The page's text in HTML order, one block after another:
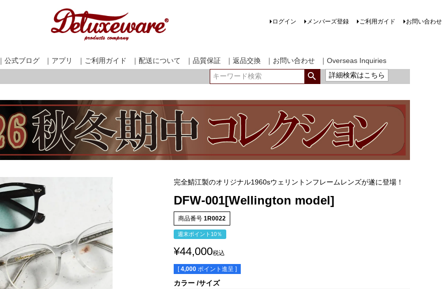
ログイン メンバーズ登録 ご利用ガイド お問い合わせ
｜公式ブログ ｜アプリ ｜ご利用ガイド ｜配送について ｜品質保証 ｜返品交換 ｜お問い合わせ
｜Overseas Inquiries
詳細検索はこちら
完全鯖江製のオリジナル1960sウェリントンフレームレンズが遂に登場！
DFW-001[Wellington model]
商品番号 1R0022
週末ポイント10％
¥44,000税込
[ 4,000 ポイント進呈 ]
カラー サイズ